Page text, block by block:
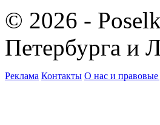
© 2026 -
Петербурга и
Реклама Контакты О нас и